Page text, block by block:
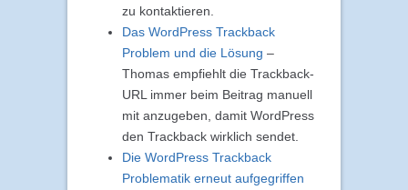
zu kontaktieren.
Das WordPress Trackback
Problem und die Lösung –
Thomas empfiehlt die Trackback-
URL immer beim Beitrag manuell
mit anzugeben, damit WordPress
den Trackback wirklich sendet.
Die WordPress Trackback
Problematik erneut aufgegriffen